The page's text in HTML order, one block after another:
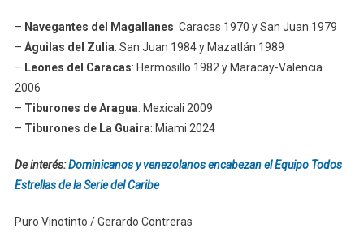
– Navegantes del Magallanes: Caracas 1970 y San Juan 1979
– Águilas del Zulia: San Juan 1984 y Mazatlán 1989
– Leones del Caracas: Hermosillo 1982 y Maracay-Valencia
2006
– Tiburones de Aragua: Mexicali 2009
– Tiburones de La Guaira: Miami 2024
De interés:Dominicanos y venezolanos encabezan el Equipo Todos
Estrellas de la Serie del Caribe
Puro Vinotinto / Gerardo Contreras